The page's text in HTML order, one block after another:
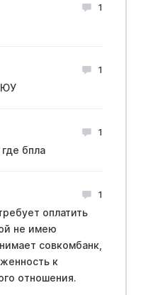
1
1
1
бпла
1
оплатить
не имею
совкомбанк,
к
отношения.